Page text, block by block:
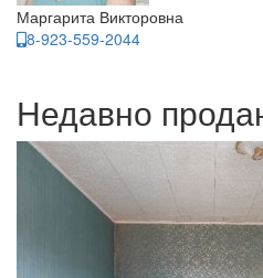
Маргарита Викторовна
8-923-559-2044
Недавно